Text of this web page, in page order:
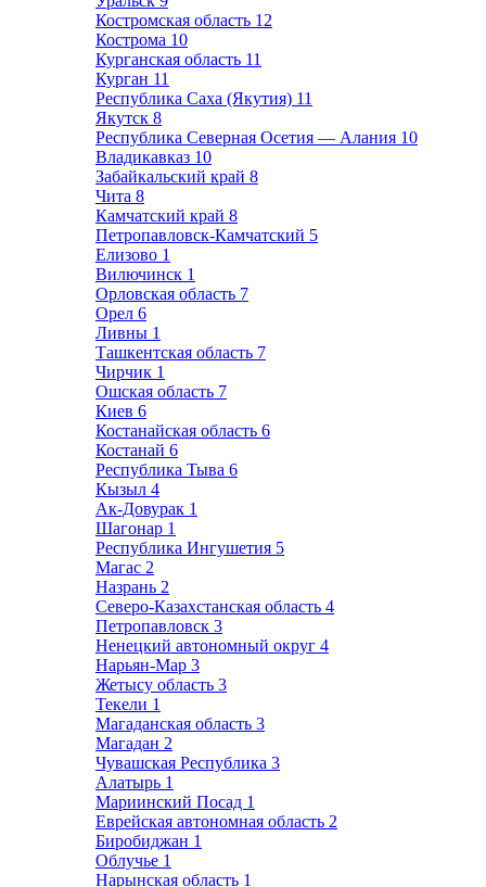
Костромская область 12
Кострома 10
Курганская область 11
Курган 11
Республика Саха (Якутия) 11
Якутск 8
Республика Северная Осетия — Алания 10
Владикавказ 10
Забайкальский край 8
Чита 8
Камчатский край 8
Петропавловск-Камчатский 5
Елизово 1
Вилючинск 1
Орловская область 7
Орел 6
Ливны 1
Ташкентская область 7
Чирчик 1
Ошская область 7
Киев 6
Костанайская область 6
Костанай 6
Республика Тыва 6
Кызыл 4
Ак-Довурак 1
Шагонар 1
Республика Ингушетия 5
Магас 2
Назрань 2
Северо-Казахстанская область 4
Петропавловск 3
Ненецкий автономный округ 4
Нарьян-Мар 3
Жетысу область 3
Текели 1
Магаданская область 3
Магадан 2
Чувашская Республика 3
Алатырь 1
Мариинский Посад 1
Еврейская автономная область 2
Биробиджан 1
Облучье 1
Нарынская область 1